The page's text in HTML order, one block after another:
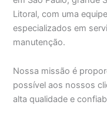
Litoral, com uma
especializados em
manutenção.
Nossa missão é
possível aos nossos
alta qualidade e